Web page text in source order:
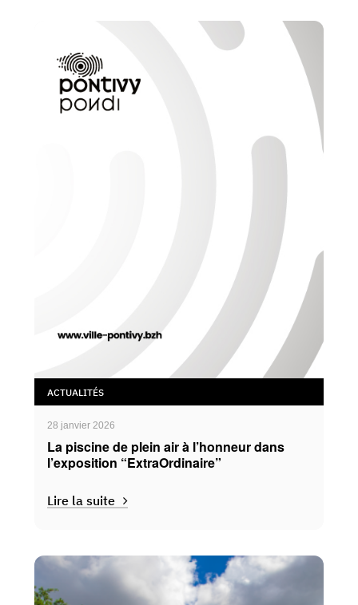
ACTUALITÉS
28 janvier 2026
La piscine de plein air à l’honneur dans
l’exposition “ExtraOrdinaire”
Lire la suite